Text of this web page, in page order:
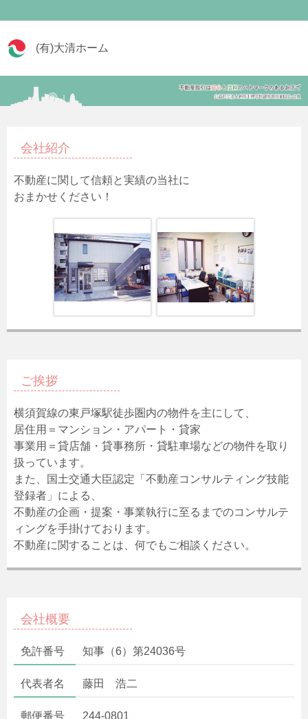
(有)大清ホーム
会社紹介
不動産に関して信頼と実績の当社に
おまかせください！
ご挨拶
横須賀線の東戸塚駅徒歩圏内の物件を主にして、
居住用＝マンション・アパート・貸家
事業用＝貸店舗・貸事務所・貸駐車場などの物件を取り
扱っています。
また、国土交通大臣認定「不動産コンサルティング技能
登録者」による、
不動産の企画・提案・事業執行に至るまでのコンサルテ
ィングを手掛けております。
不動産に関することは、何でもご相談ください。
会社概要
免許番号 知事（6）第24036号
代表者名 藤田 浩二
郵便番号 244-0801